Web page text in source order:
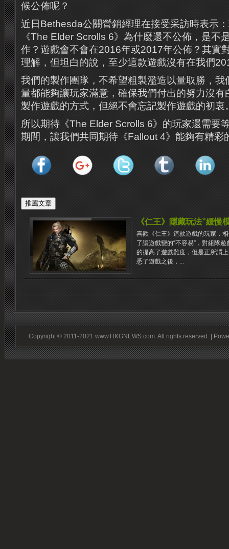
候公佈呢？
近日Bethesda公關營銷經理在接受采訪時表示
《The Elder Scrolls 6》為什麼還不公佈，是不
作？遊戲會不會在2016年或2017年公佈？其實
理解，但坦白的說，至少這款遊戲沒有在我們
我們的製作團隊，不希望粗製濫造以量取勝，我
量都能夠讓玩家滿意，確保我們付出的努力沒有
製作遊戲的方式，但絕不會忘記製作遊戲的初衷
所以期待《The Elder Scrolls 6》的玩家還需要
期間，讓我們共同期待《Fallout 4》能夠有精彩
《仁王》隱藏玩法”緩慢
喜歡《仁王》這款遊戲的玩家，
了讓遊戲變的“不容易”，對組隊
的提高了遊戲難度，但是正所謂
悉了遊戲之後，...
Copyright © 2011-2021 www.HKGNEWS.com. All rights reserved. |